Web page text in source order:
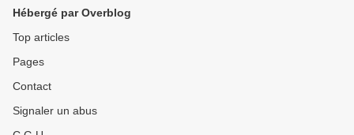
Hébergé par Overblog
Top articles
Pages
Contact
Signaler un abus